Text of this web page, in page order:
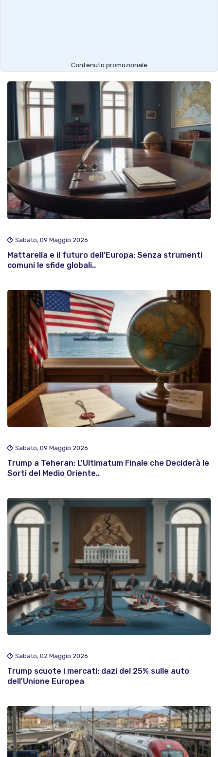
Contenuto promozionale
Sabato, 09 Maggio 2026
Mattarella e il futuro dell'Europa: Senza strumenti
comuni le sfide globali..
Sabato, 09 Maggio 2026
Trump a Teheran: L'Ultimatum Finale che Deciderà le
Sorti del Medio Oriente..
Sabato, 02 Maggio 2026
Trump scuote i mercati: dazi del 25% sulle auto
dell'Unione Europea